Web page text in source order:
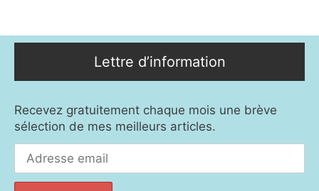
Lettre d’information
Recevez gratuitement chaque mois une brève
sélection de mes meilleurs articles.